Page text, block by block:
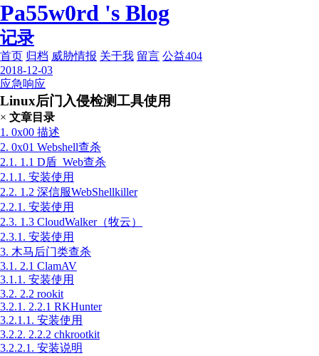
Pa55w0rd 's Blog
记录
首页 归档 威胁情报 关于我 留言 公益404
2018-12-03
应急响应
Linux后门入侵检测工具使用
× 文章目录
1. 0x00 描述
2. 0x01 Webshell查杀
2.1. 1.1 D盾_Web查杀
2.1.1. 安装使用
2.2. 1.2 深信服WebShellkiller
2.2.1. 安装使用
2.3. 1.3 CloudWalker（牧云）
2.3.1. 安装使用
3. 木马后门类查杀
3.1. 2.1 ClamAV
3.1.1. 安装使用
3.2. 2.2 rookit
3.2.1. 2.2.1 RKHunter
3.2.1.1. 安装使用
3.2.2. 2.2.2 chkrootkit
3.2.2.1. 安装说明